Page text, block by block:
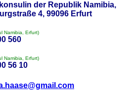
der Republik Namibia,
4, 99096 Erfurt
Namibia, Erfurt)
560
Namibia, Erfurt)
56 10